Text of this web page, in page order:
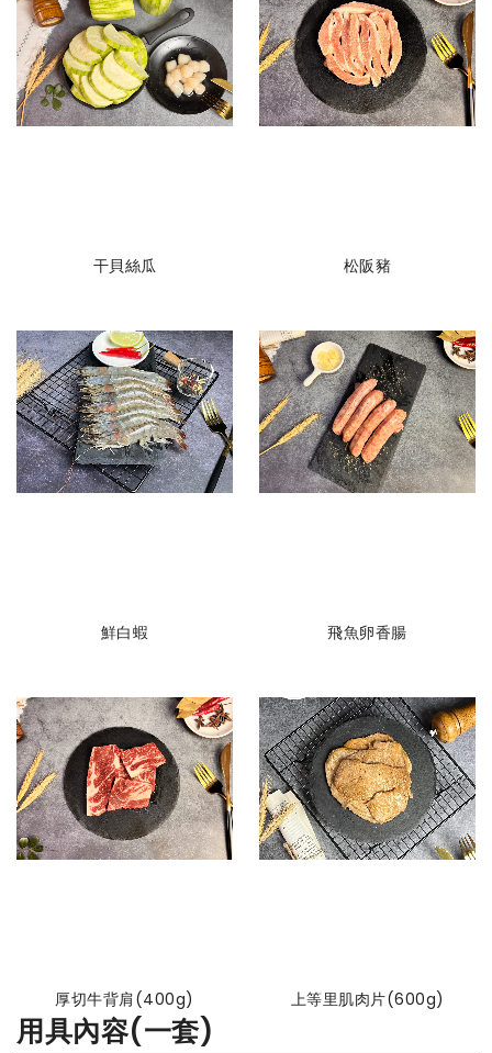
干貝絲瓜 松阪豬
鮮白蝦 飛魚卵香腸
厚切牛背肩(400g) 上等里肌肉片(600g)
用具內容(一套)